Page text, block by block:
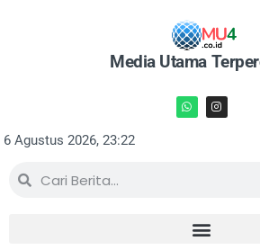
Media Utama
6 Agustus 2026, 23:22